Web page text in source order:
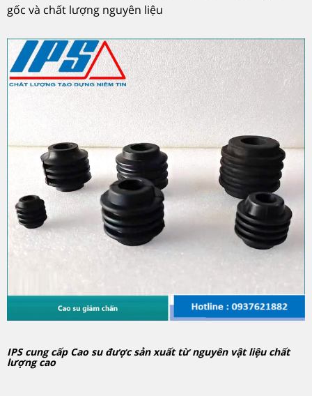
gốc và chất lượng nguyên liệu
IPS cung cấp Cao su được sản xuất từ nguyên vật liệu chất
lượng cao